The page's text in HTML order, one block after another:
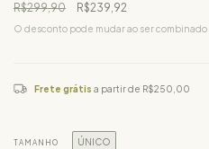
R$299,90 R$239,92
O desconto pode mudar ao ser combinado
Frete grátis a partir de R$250,00
TAMANHO ÚNICO